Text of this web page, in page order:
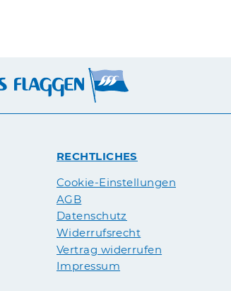
RECHTLICHES
Cookie-Einstellungen
AGB
Datenschutz
Widerrufsrecht
Vertrag widerrufen
Impressum